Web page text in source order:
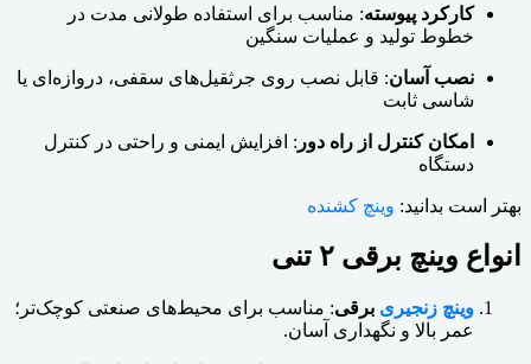
کارکرد پیوسته: مناسب برای استفاده طولانی مدت در
خطوط تولید و عملیات سنگین
نصب آسان: قابل نصب روی جرثقیل‌های سقفی، دروازه‌ای یا
شاسی ثابت
امکان کنترل از راه دور : افزایش ایمنی و راحتی در کنترل
دستگاه
بهتر است بدانید: وینچ کشنده
انواع وینچ برقی ۲ تنی
وینچ زنجیری برقی: مناسب برای محیط‌های صنعتی کوچک‌تر؛
عمر بالا و نگهداری آسان.